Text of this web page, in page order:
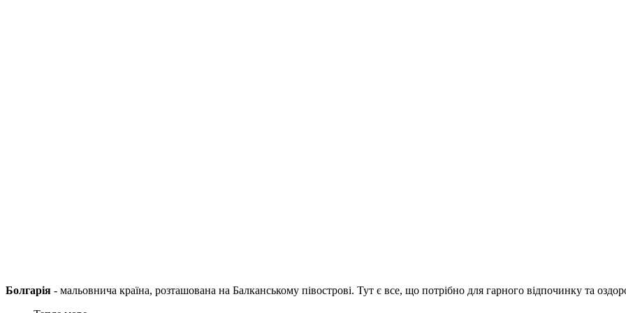
Болгарія - мальовнича країна, розташована на Балканському півострові. Тут є все, що потрібно для гарного відпочинку та